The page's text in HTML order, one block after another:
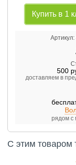
Купить в 1
Артикул:
500
доставляем в
рядом с
С этим товаром